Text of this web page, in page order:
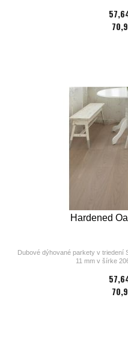
úprava parkiet
Powder White, ostrých hrán a
Hardened
Dubové dýhované parkety v triedení
11 mm v šírke
úprava parkiet
Earth Grey, ostrých hrán a